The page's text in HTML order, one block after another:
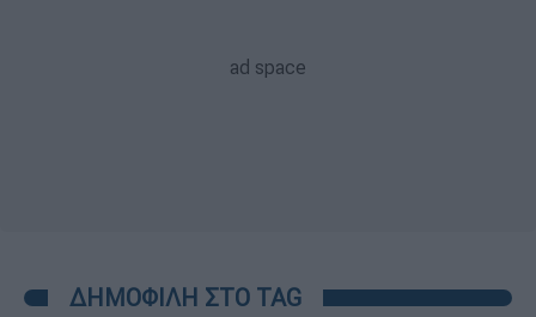
ΔΗΜΟΦΙΛΗ ΣΤΟ TAG